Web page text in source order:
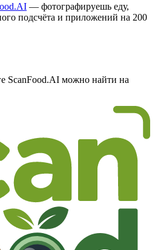
— фотографируешь еду,
подсчёта и приложений на 200
ScanFood.AI можно найти на